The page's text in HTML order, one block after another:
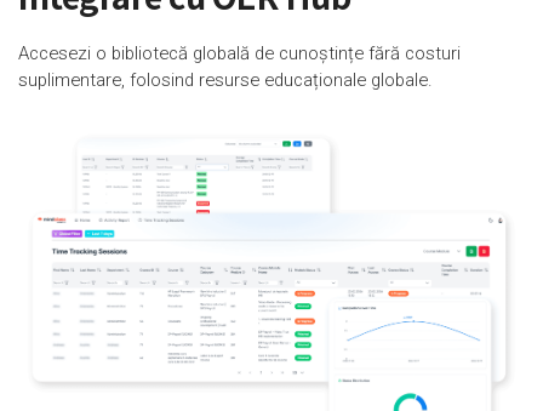
Accesezi o bibliotecă globală de cunoștințe fără costuri
suplimentare, folosind resurse educaționale globale.